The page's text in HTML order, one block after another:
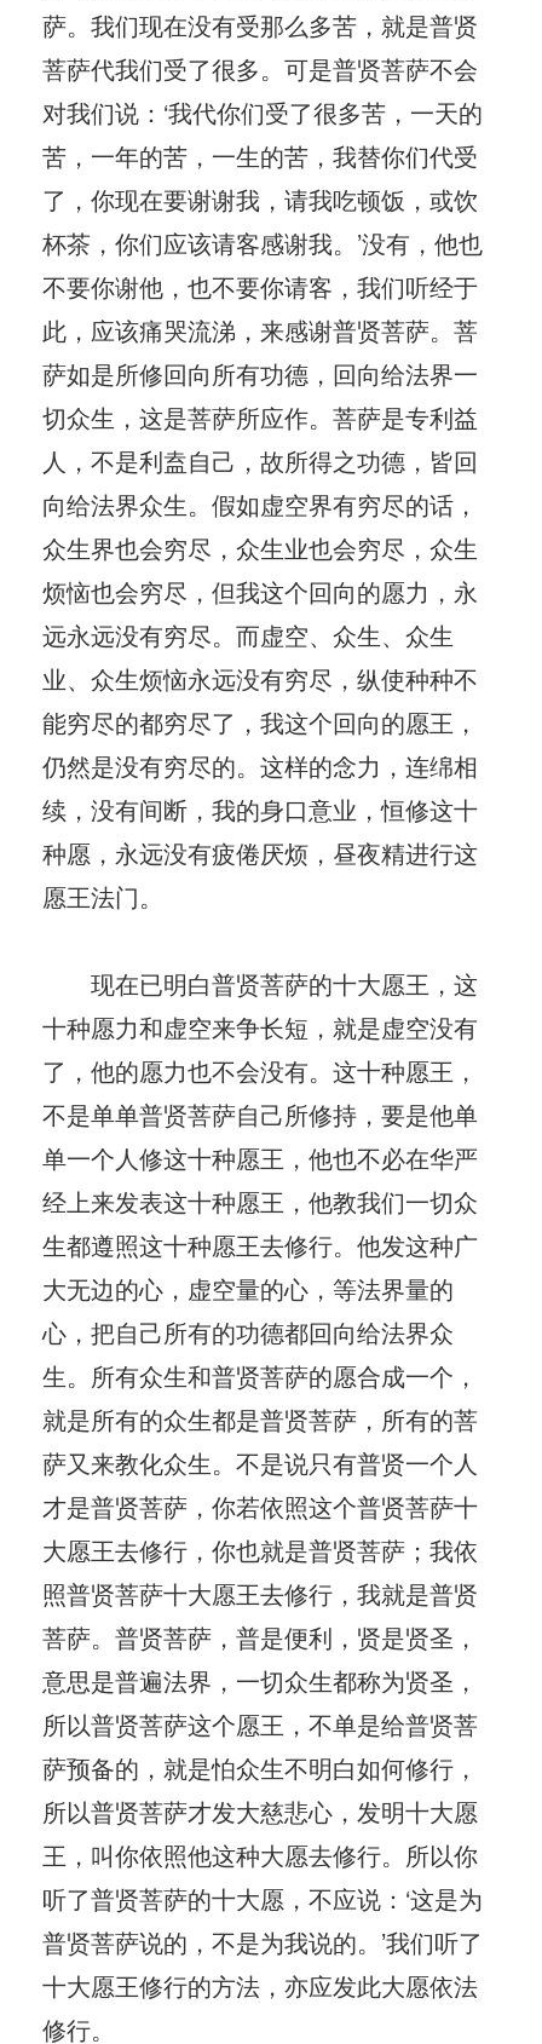
萨。我们现在没有受那么多苦，就是普贤
菩萨代我们受了很多。可是普贤菩萨不会
对我们说：‘我代你们受了很多苦，一天的
苦，一年的苦，一生的苦，我替你们代受
了，你现在要谢谢我，请我吃顿饭，或饮
杯茶，你们应该请客感谢我。’没有，他也
不要你谢他，也不要你请客，我们听经于
此，应该痛哭流涕，来感谢普贤菩萨。菩
萨如是所修回向所有功德，回向给法界一
切众生，这是菩萨所应作。菩萨是专利益
人，不是利盍自己，故所得之功德，皆回
向给法界众生。假如虚空界有穷尽的话，
众生界也会穷尽，众生业也会穷尽，众生
烦恼也会穷尽，但我这个回向的愿力，永
远永远没有穷尽。而虚空、众生、众生
业、众生烦恼永远没有穷尽，纵使种种不
能穷尽的都穷尽了，我这个回向的愿王，
仍然是没有穷尽的。这样的念力，连绵相
续，没有间断，我的身口意业，恒修这十
种愿，永远没有疲倦厌烦，昼夜精进行这
愿王法门。
现在已明白普贤菩萨的十大愿王，这
十种愿力和虚空来争长短，就是虚空没有
了，他的愿力也不会没有。这十种愿王，
不是单单普贤菩萨自己所修持，要是他单
单一个人修这十种愿王，他也不必在华严
经上来发表这十种愿王，他教我们一切众
生都遵照这十种愿王去修行。他发这种广
大无边的心，虚空量的心，等法界量的
心，把自己所有的功德都回向给法界众
生。所有众生和普贤菩萨的愿合成一个，
就是所有的众生都是普贤菩萨，所有的菩
萨又来教化众生。不是说只有普贤一个人
才是普贤菩萨，你若依照这个普贤菩萨十
大愿王去修行，你也就是普贤菩萨；我依
照普贤菩萨十大愿王去修行，我就是普贤
菩萨。普贤菩萨，普是便利，贤是贤圣，
意思是普遍法界，一切众生都称为贤圣，
所以普贤菩萨这个愿王，不单是给普贤菩
萨预备的，就是怕众生不明白如何修行，
所以普贤菩萨才发大慈悲心，发明十大愿
王，叫你依照他这种大愿去修行。所以你
听了普贤菩萨的十大愿，不应说：‘这是为
普贤菩萨说的，不是为我说的。’我们听了
十大愿王修行的方法，亦应发此大愿依法
修行。